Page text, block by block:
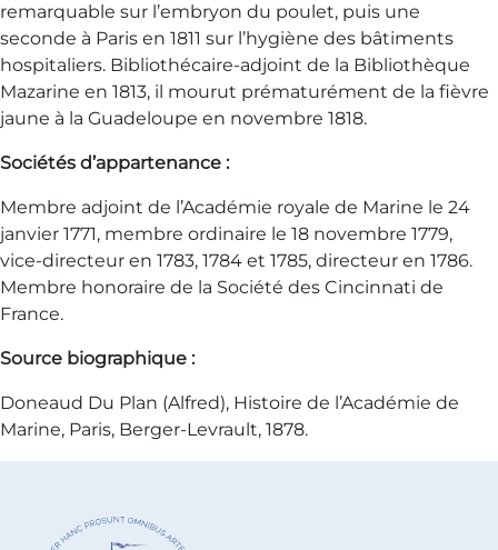
remarquable sur l’embryon du poulet, puis une
seconde à Paris en 1811 sur l’hygiène des bâtiments
hospitaliers. Bibliothécaire-adjoint de la Bibliothèque
Mazarine en 1813, il mourut prématurément de la fièvre
jaune à la Guadeloupe en novembre 1818.
Sociétés d’appartenance :
Membre adjoint de l’Académie royale de Marine le 24
janvier 1771, membre ordinaire le 18 novembre 1779,
vice-directeur en 1783, 1784 et 1785, directeur en 1786.
Membre honoraire de la Société des Cincinnati de
France.
Source biographique :
Doneaud Du Plan (Alfred), Histoire de l’Académie de
Marine, Paris, Berger-Levrault, 1878.